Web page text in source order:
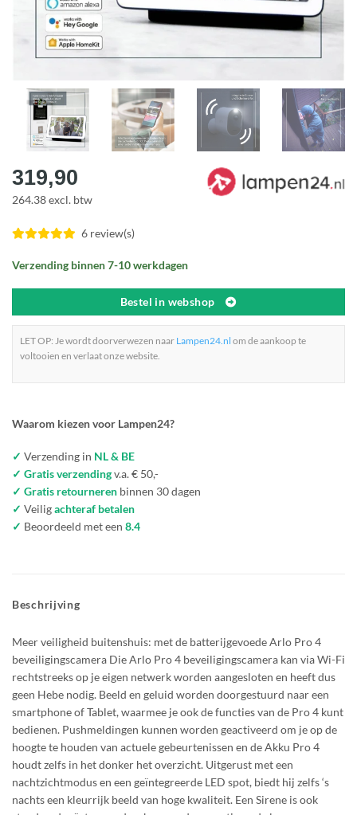
319,90
264.38 excl. btw
6 review(s)
Verzending binnen 7-10 werkdagen
Bestel in webshop
LET OP: Je wordt doorverwezen naar Lampen24.nl om de aankoop te
voltooien en verlaat onze website.
Waarom kiezen voor Lampen24?
✓ Verzending in NL & BE
✓ Gratis verzendingv.a. € 50,-
✓ Gratis retourneren binnen 30 dagen
✓ Veiligachteraf betalen
✓ Beoordeeld met een 8.4
Beschrijving
Meer veiligheid buitenshuis: met de batterijgevoede Arlo Pro 4
beveiligingscamera Die Arlo Pro 4 beveiligingscamera kan via Wi-Fi
rechtstreeks op je eigen netwerk worden aangesloten en heeft dus
geen Hebe nodig. Beeld en geluid worden doorgestuurd naar een
smartphone of Tablet, waarmee je ook de functies van de Pro 4 kunt
bedienen. Pushmeldingen kunnen worden geactiveerd om je op de
hoogte te houden van actuele gebeurtenissen en de Akku Pro 4
houdt zelfs in het donker het overzicht. Uitgerust met een
nachtzichtmodus en een geïntegreerde LED spot, biedt hij zelfs ‘s
nachts een kleurrijk beeld van hoge kwaliteit. Een Sirene is ook